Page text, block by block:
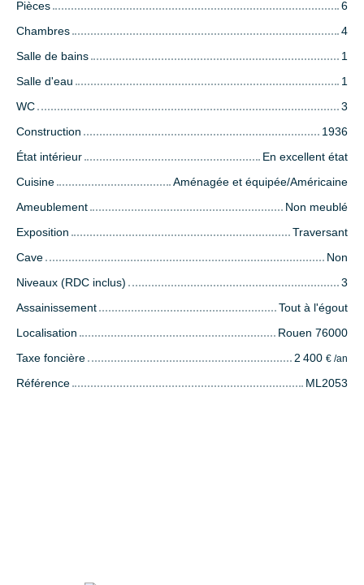
Pièces
6
Chambres
4
Salle de bains
1
Salle d'eau
1
WC
3
Construction
1936
État intérieur
En excellent état
Cuisine
Aménagée et équipée/Américaine
Ameublement
Non meublé
Exposition
Traversant
Cave
Non
Niveaux (RDC inclus)
3
Assainissement
Tout à l'égout
Localisation
Rouen 76000
Taxe foncière
2 400 € /an
Référence ML2053